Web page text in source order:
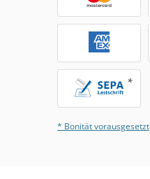
* Bonität vorausgesetzt